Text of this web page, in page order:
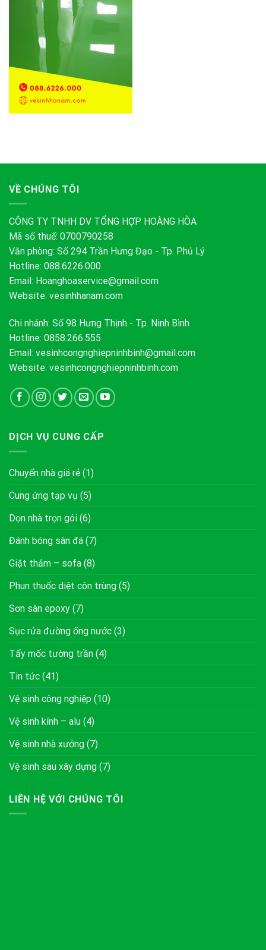
VỀ CHÚNG TÔI
CÔNG TY TNHH DV TỔNG HỢP HOÀNG HÒA
Mã số thuế: 0700790258
Văn phòng: Số 294 Trần Hưng Đạo - Tp. Phủ Lý
Hotline: 088.6226.000
Email: Hoanghoaservice@gmail.com
Website: vesinhhanam.com
Chi nhánh: Số 98 Hưng Thịnh - Tp. Ninh Bình
Hotline: 0858.266.555
Email: vesinhcongnghiepninhbinh@gmail.com
Website: vesinhcongnghiepninhbinh.com
DỊCH VỤ CUNG CẤP
Chuyển nhà giá rẻ (1)
Cung ứng tạp vụ (5)
Dọn nhà trọn gói (6)
Đánh bóng sàn đá (7)
Giặt thảm – sofa (8)
Phun thuốc diệt côn trùng (5)
Sơn sàn epoxy (7)
Sục rửa đường ống nước (3)
Tẩy mốc tường trần (4)
Tin tức (41)
Vệ sinh công nghiệp (10)
Vệ sinh kính – alu (4)
Vệ sinh nhà xưởng (7)
Vệ sinh sau xây dựng (7)
LIÊN HỆ VỚI CHÚNG TÔI